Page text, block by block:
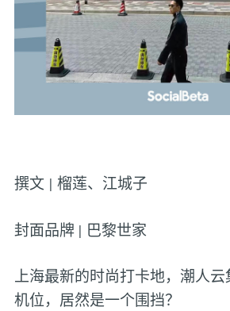
撰文 | 榴莲、江城子
封面品牌 | 巴黎世家
上海最新的时尚打卡地，潮人
机位，居然是一个围挡？